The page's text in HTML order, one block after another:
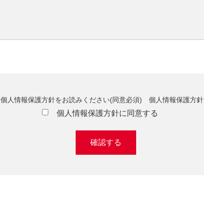
個人情報保護方針をお読みください(同意必須) 個人情報保護方針
個人情報保護方針に同意する